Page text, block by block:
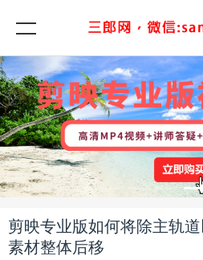
剪映专业版如何将除主轨
素材整体后移